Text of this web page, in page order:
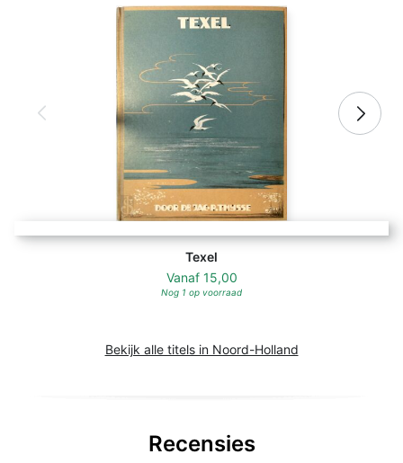
Texel
Vanaf 15,00
Nog 1 op voorraad
Bekijk alle titels in Noord-Holland
Recensies